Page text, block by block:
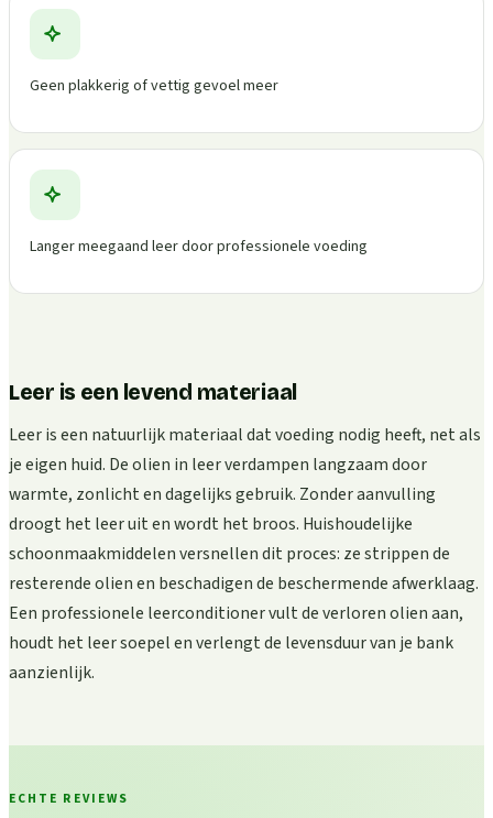
Geen plakkerig of vettig gevoel meer
Langer meegaand leer door professionele voeding
Leer is een levend materiaal
Leer is een natuurlijk materiaal dat voeding nodig heeft, net als
je eigen huid. De olien in leer verdampen langzaam door
warmte, zonlicht en dagelijks gebruik. Zonder aanvulling
droogt het leer uit en wordt het broos. Huishoudelijke
schoonmaakmiddelen versnellen dit proces: ze strippen de
resterende olien en beschadigen de beschermende afwerklaag.
Een professionele leerconditioner vult de verloren olien aan,
houdt het leer soepel en verlengt de levensduur van je bank
aanzienlijk.
ECHTE REVIEWS